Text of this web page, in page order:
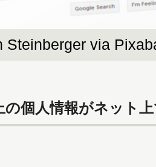
Steinberger via
の個人情報がネット